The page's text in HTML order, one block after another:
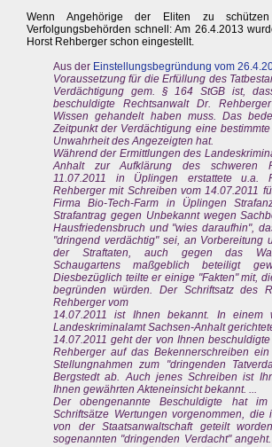
Wenn Angehörige der Eliten zu
Verfolgungsbehörden schnell: Am 26.4.2013
Horst Rehberger schon eingestellt.
Aus der Einstellungsbegründung vom
Voraussetzung für die Erfüllung des
Verdächtigung gem. § 164 StGB ist,
beschuldigte Rechtsanwalt Dr.
Wissen gehandelt haben muss. Das
Zeitpunkt der Verdächtigung eine
Unwahrheit des Angezeigten hat.
Während der Ermittlungen des
Anhalt zur Aufklärung des schweren
11.07.2011 in Üplingen erstattete u.a.
Rehberger mit Schreiben vom 14.07.2011
Firma Bio-Tech-Farm in Üplingen
Strafantrag gegen Unbekannt wegen
Hausfriedensbruch und "wies daraufhin",
"dringend verdächtig" sei, an Vorbereitung
der Straftaten, auch gegen das
Schaugartens maßgeblich beteiligt
Diesbezüglich teilte er einige "Fakten" mit,
begründen würden. Der Schriftsatz des
Rehberger vom
14.07.2011 ist Ihnen bekannt. In einem
Landeskriminalamt Sachsen-Anhalt
14.07.2011 geht der von Ihnen
Rehberger auf das Bekennerschreiben
Stellungnahmen zum "dringenden
Bergstedt ab. Auch jenes Schreiben ist
Ihnen gewährten Akteneinsicht bekannt. ...
Der obengenannte Beschuldigte hat
Schriftsätze Wertungen vorgenommen, die
von der Staatsanwaltschaft geteilt
sogenannten "dringenden Verdacht"